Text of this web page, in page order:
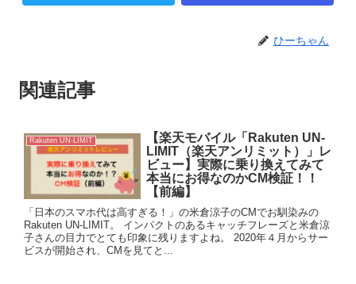
ひーちゃん
関連記事
Rakuten UN-LIMIT
【楽天モバイル「Rakuten UN-
LIMIT（楽天アンリミット）」レ
ビュー】実際に乗り換えてみて
本当にお得なのかCM検証！！
【前編】
「日本のスマホ代は高すぎる！」の米倉涼子のCMでお馴染みの
Rakuten UN-LIMIT。 インパクトのあるキャッチフレーズと米倉涼
子さんの目力でとても印象に残りますよね。 2020年４月からサー
ビスが開始され、CMを見てと...